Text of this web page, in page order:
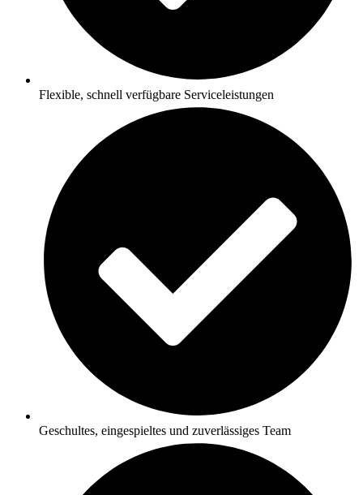
Flexible, schnell verfügbare Serviceleistungen
Geschultes, eingespieltes und zuverlässiges Team